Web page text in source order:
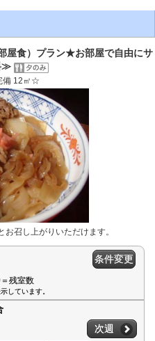
屋食）プラン★お部屋で自由にサ
≫
備 12㎡☆
召し上がりいただけます。
残室数
条件変更
しています。
次週